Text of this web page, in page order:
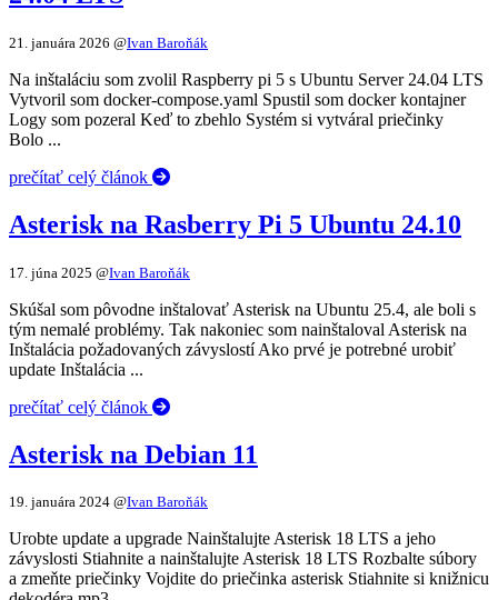
21. januára 2026 @Ivan Baroňák
Na inštaláciu som zvolil Raspberry pi 5 s Ubuntu Server 24.04 LTS
Vytvoril som docker-compose.yaml Spustil som docker kontajner
Logy som pozeral Keď to zbehlo Systém si vytváral priečinky
Bolo ...
prečítať celý článok
Asterisk na Rasberry Pi 5 Ubuntu 24.10
17. júna 2025 @Ivan Baroňák
Skúšal som pôvodne inštalovať Asterisk na Ubuntu 25.4, ale boli s
tým nemalé problémy. Tak nakoniec som nainštaloval Asterisk na
Inštalácia požadovaných závyslostí Ako prvé je potrebné urobiť
update Inštalácia ...
prečítať celý článok
Asterisk na Debian 11
19. januára 2024 @Ivan Baroňák
Urobte update a upgrade Nainštalujte Asterisk 18 LTS a jeho
závyslosti Stiahnite a nainštalujte Asterisk 18 LTS Rozbalte súbory
a zmeňte priečinky Vojdite do priečinka asterisk Stiahnite si knižnicu